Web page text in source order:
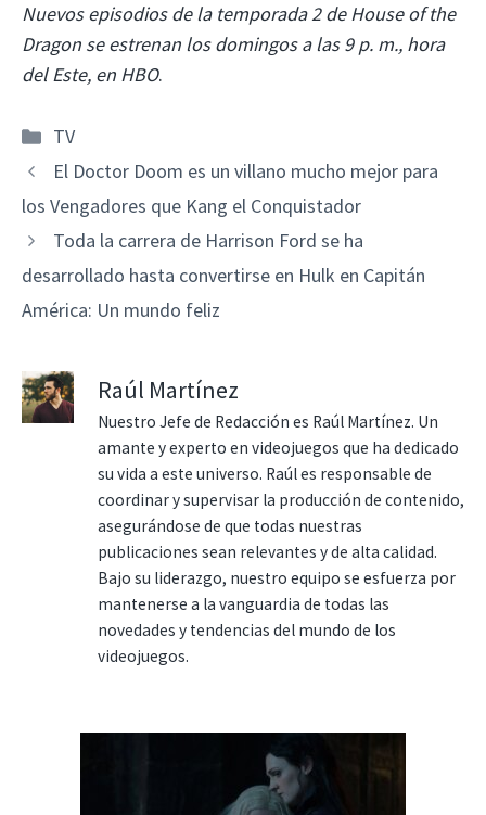
Nuevos episodios de la temporada 2 de House of the
Dragon se estrenan los domingos a las 9 p. m., hora
del Este, en HBO.
Categorías
TV
El Doctor Doom es un villano mucho mejor para
los Vengadores que Kang el Conquistador
Toda la carrera de Harrison Ford se ha
desarrollado hasta convertirse en Hulk en Capitán
América: Un mundo feliz
Raúl Martínez
Nuestro Jefe de Redacción es Raúl Martínez. Un
amante y experto en videojuegos que ha dedicado
su vida a este universo. Raúl es responsable de
coordinar y supervisar la producción de contenido,
asegurándose de que todas nuestras
publicaciones sean relevantes y de alta calidad.
Bajo su liderazgo, nuestro equipo se esfuerza por
mantenerse a la vanguardia de todas las
novedades y tendencias del mundo de los
videojuegos.